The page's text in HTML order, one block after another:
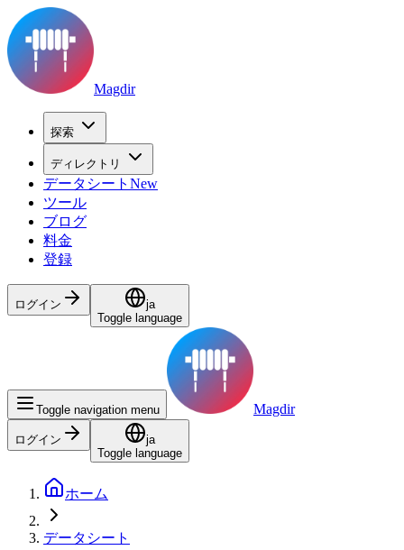
Magdir
探索
ディレクトリ
データシート New
ツール
ブログ
料金
登録
ログイン
ja
Toggle language
Toggle navigation menu Magdir
ログイン
ja
Toggle language
ホーム
データシート